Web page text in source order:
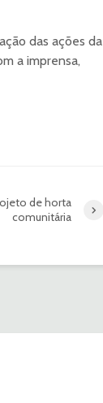
das ações da
a imprensa,
de horta
comunitária